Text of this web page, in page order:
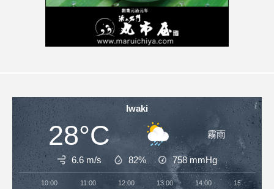
Iwaki
28°C 霧雨
6.6 m/s 82% 758mmHg
10:00 11:00 12:00 13:00 14:00 15:00